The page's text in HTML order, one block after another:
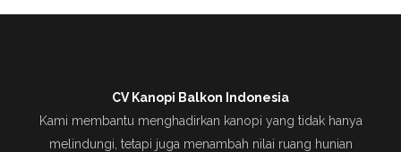
CV Kanopi Balkon Indonesia
Kami membantu menghadirkan kanopi yang tidak hanya
melindungi, tetapi juga menambah nilai ruang hunian